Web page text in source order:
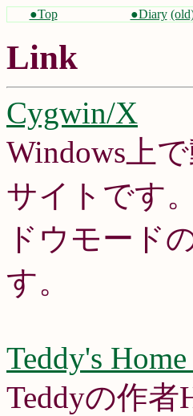
●Top ●Diary
Link
Cygwin/X
Windows上
サイトです
ドウモード
す。
Teddy's Home
Teddyの作